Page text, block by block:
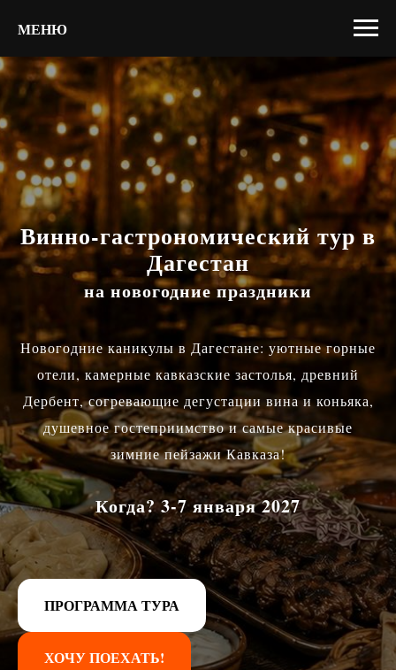
МЕНЮ
Винно-гастрономический тур в
Дагестан
на новогодние праздники
Новогодние каникулы в Дагестане: уютные горные
отели, камерные кавказские застолья, древний
Дербент, согревающие дегустации вина и коньяка,
душевное гостеприимство и самые красивые
зимние пейзажи Кавказа!
Когда? 3-7января 2027
ПРОГРАММА ТУРА
ХОЧУ ПОЕХАТЬ!